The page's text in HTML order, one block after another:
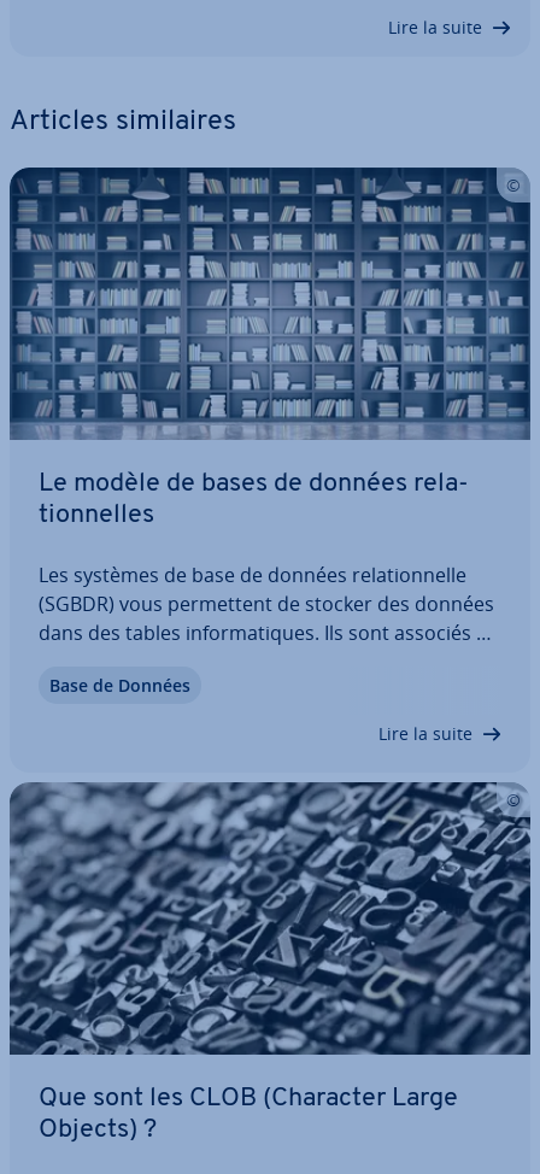
Lire la suite
Articles si­mi­laires
Le modèle de bases de données re­la­
tion­nelles
Les systèmes de base de données re­la­tion­nelle
(SGBDR) vous per­met­tent de stocker des données
dans des tables in­for­ma­tiques. Ils sont associés à
normales. Nous pré­sen­tons les bases du système
Base de Données
Lire la suite
Que sont les CLOB (Character Large
Objects) ?